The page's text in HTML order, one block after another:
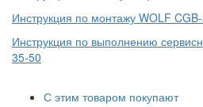
Инструкция по монтажу WOLF
Инструкция по выполнению
35-50
С этим товаром покупают